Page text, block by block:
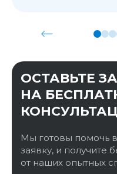
ОСТАВЬТЕ
НА
Мы готовы помочь
заявку, и получите
от наших опытных